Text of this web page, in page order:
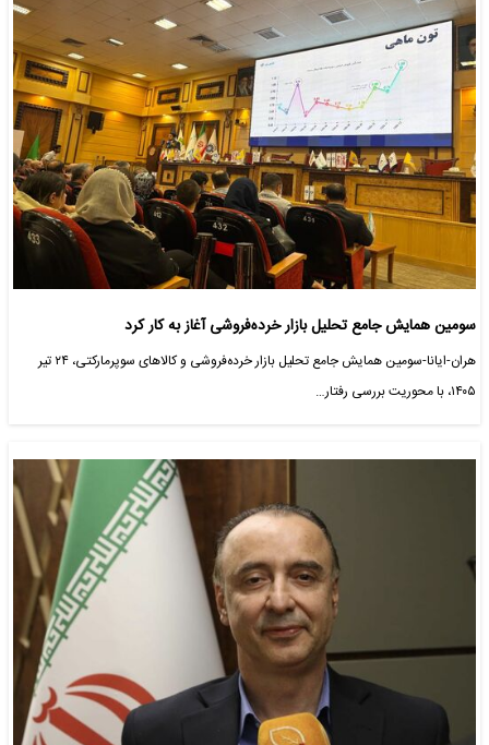
سومین همایش جامع تحلیل بازار خرده‌فروشی آغاز به کار کرد
هران-ایانا-سومین همایش جامع تحلیل بازار خرده‌فروشی و کالاهای سوپرمارکتی، ۲۴ تیر
۱۴۰۵، با محوریت بررسی رفتار…